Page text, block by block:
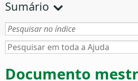
Sumário
Documento